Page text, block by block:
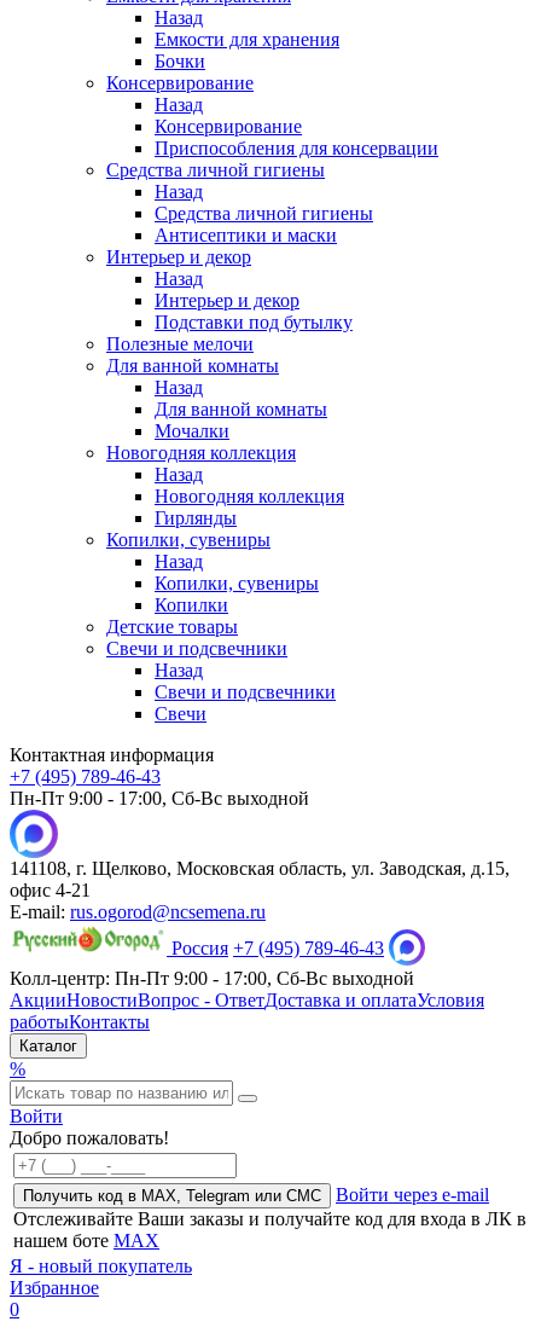
Назад
Емкости для хранения
Бочки
Консервирование
Назад
Консервирование
Приспособления для консервации
Средства личной гигиены
Назад
Средства личной гигиены
Антисептики и маски
Интерьер и декор
Назад
Интерьер и декор
Подставки под бутылку
Полезные мелочи
Для ванной комнаты
Назад
Для ванной комнаты
Мочалки
Новогодняя коллекция
Назад
Новогодняя коллекция
Гирлянды
Копилки, сувениры
Назад
Копилки, сувениры
Копилки
Детские товары
Свечи и подсвечники
Назад
Свечи и подсвечники
Свечи
Контактная информация
+7 (495) 789-46-43
Пн-Пт 9:00 - 17:00, Сб-Вс выходной
141108, г. Щелково, Московская область, ул. Заводская, д.15,
офис 4-21
E-mail: rus.ogorod@ncsemena.ru
Россия +7 (495) 789-46-43
Колл-центр: Пн-Пт 9:00 - 17:00, Сб-Вс выходной
АкцииНовостиВопрос - ОтветДоставка и оплатаУсловия
работыКонтакты
Каталог
%
Войти
Добро пожаловать!
Получить код в MAX, Telegram или СМС
Войти через e-mail
Отслеживайте Ваши заказы и получайте код для входа в ЛК в
нашем боте MAX
Я - новый покупатель
Избранное
0